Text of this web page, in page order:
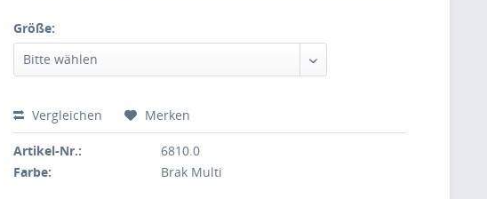
Größe:
Vergleichen Merken
Artikel-Nr.:
6810.0
Farbe:
Brak Multi